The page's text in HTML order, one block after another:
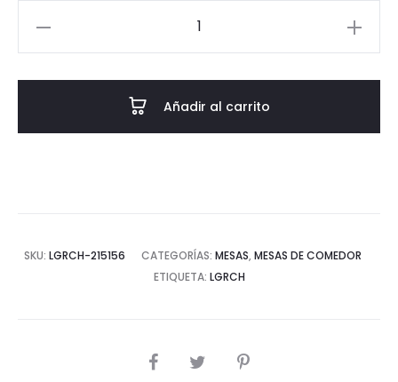
Añadir al carrito
SKU: LGRCH-215156 CATEGORÍAS: MESAS, MESAS DE COMEDOR
ETIQUETA: LGRCH
COMPARTIR